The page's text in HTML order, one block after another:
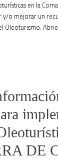
en la
o mejorar un
Oleoturismo.
DE